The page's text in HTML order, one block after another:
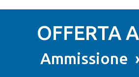
OFFERTA
Ammissione